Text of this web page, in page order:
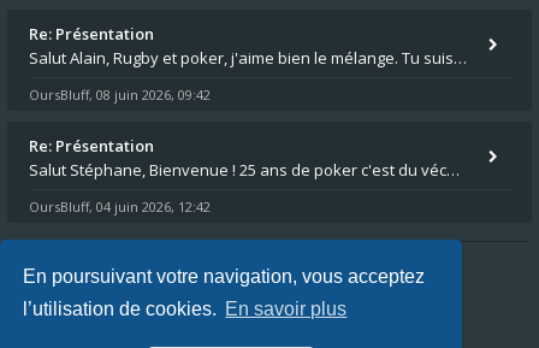
En poursuivant votre navigation, vous acceptez
l’utilisation de cookies. En savoir plus
Re: Présentation
Salut Alain, Rugby et poker, j'aime bien le mélange. Tu suis le rugby du coin ? Moi j'essaie d'aller voir des matchs de
OursBluff, 08 juin 2026, 09:42
Re: Présentation
Salut Stéphane, Bienvenue ! 25 ans de poker c'est du vécu quand même. Moi je suis relativementnouveau (2018) mais j'ai a
OursBluff, 04 juin 2026, 12:42